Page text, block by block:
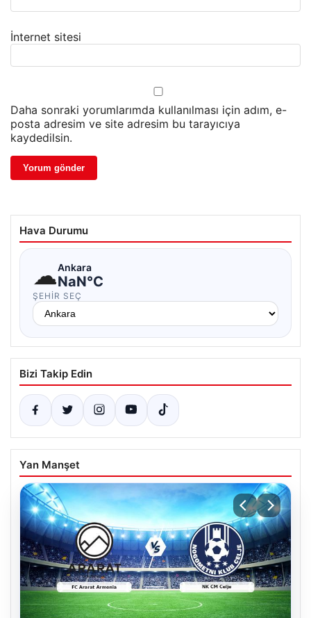
İnternet sitesi
Daha sonraki yorumlarımda kullanılması için adım, e-
posta adresim ve site adresim bu tarayıcıya
kaydedilsin.
Hava Durumu
☁Ankara
NaN°C
ŞEHIR SEÇ
Bizi Takip Edin
Yan Manşet